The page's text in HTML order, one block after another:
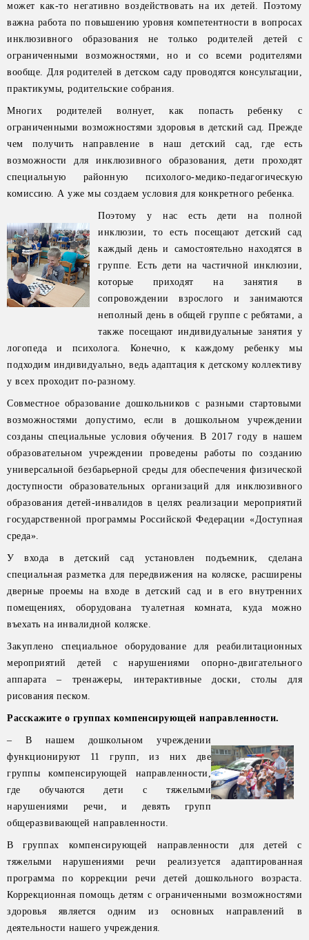
может как-то негативно воздействовать на их детей. Поэтому
важна работа по повышению уровня компетентности в вопросах
инклюзивного образования не только родителей детей с
ограниченными возможностями, но и со всеми родителями
вообще. Для родителей в детском саду проводятся консультации,
практикумы, родительские собрания.
Многих родителей волнует, как попасть ребенку с
ограниченными возможностями здоровья в детский сад. Прежде
чем получить направление в наш детский сад, где есть
возможности для инклюзивного образования, дети проходят
специальную районную психолого-медико-педагогическую
комиссию. А уже мы создаем условия для конкретного ребенка.
Поэтому у нас есть дети на полной
инклюзии, то есть посещают детский сад
каждый день и самостоятельно находятся в
группе. Есть дети на частичной инклюзии,
которые приходят на занятия в
сопровождении взрослого и занимаются
неполный день в общей группе с ребятами, а
также посещают индивидуальные занятия у
логопеда и психолога. Конечно, к каждому ребенку мы
подходим индивидуально, ведь адаптация к детскому коллективу
у всех проходит по-разному.
Совместное образование дошкольников с разными стартовыми
возможностями допустимо, если в дошкольном учреждении
созданы специальные условия обучения. В 2017 году в нашем
образовательном учреждении проведены работы по созданию
универсальной безбарьерной среды для обеспечения физической
доступности образовательных организаций для инклюзивного
образования детей-инвалидов в целях реализации мероприятий
государственной программы Российской Федерации «Доступная
среда».
У входа в детский сад установлен подъемник, сделана
специальная разметка для передвижения на коляске, расширены
дверные проемы на входе в детский сад и в его внутренних
помещениях, оборудована туалетная комната, куда можно
въехать на инвалидной коляске.
Закуплено специальное оборудование для реабилитационных
мероприятий детей с нарушениями опорно-двигательного
аппарата – тренажеры, интерактивные доски, столы для
рисования песком.
Расскажите о группах компенсирующей направленности.
– В нашем дошкольном учреждении
функционируют 11 групп, из них две
группы компенсирующей направленности,
где обучаются дети с тяжелыми
нарушениями речи, и девять групп
общеразвивающей направленности.
В группах компенсирующей направленности для детей с
тяжелыми нарушениями речи реализуется адаптированная
программа по коррекции речи детей дошкольного возраста.
Коррекционная помощь детям с ограниченными возможностями
здоровья является одним из основных направлений в
деятельности нашего учреждения.